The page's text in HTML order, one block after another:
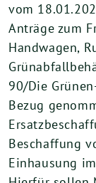
vom
Anträge zum
Handwagen,
90/Die
Bezug
Beschaffung
Einhausung